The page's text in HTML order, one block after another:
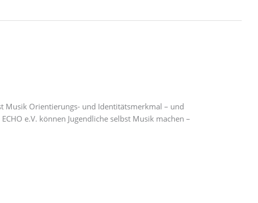
Musik Orientierungs- und Identitätsmerkmal – und
e.V. können Jugendliche selbst Musik machen –